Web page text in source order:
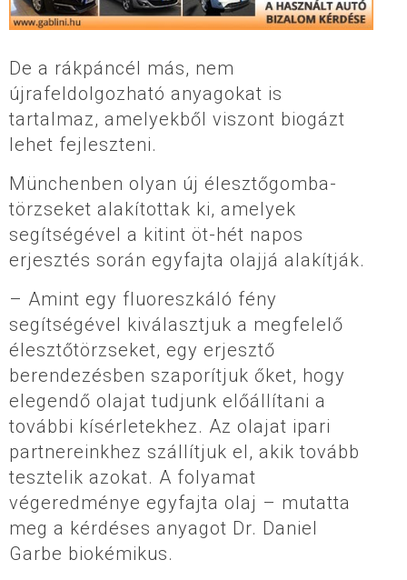
De a rákpáncél más, nem
újrafeldolgozható anyagokat is
tartalmaz, amelyekből viszont biogázt
lehet fejleszteni.
Münchenben olyan új élesztőgomba-
törzseket alakítottak ki, amelyek
segítségével a kitint öt-hét napos
erjesztés során egyfajta olajjá alakítják.
– Amint egy fluoreszkáló fény
segítségével kiválasztjuk a megfelelő
élesztőtörzseket, egy erjesztő
berendezésben szaporítjuk őket, hogy
elegendő olajat tudjunk előállítani a
további kísérletekhez. Az olajat ipari
partnereinkhez szállítjuk el, akik tovább
tesztelik azokat. A folyamat
végeredménye egyfajta olaj – mutatta
meg a kérdéses anyagot Dr. Daniel
Garbe biokémikus.